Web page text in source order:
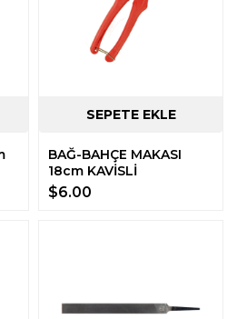
BAĞ-BAHÇE MAKASI
18cm KAVİSLİ
$6.00